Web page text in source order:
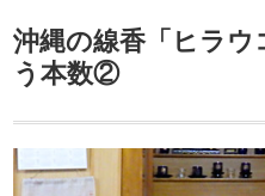
沖縄の線香「ヒラ
う本数②